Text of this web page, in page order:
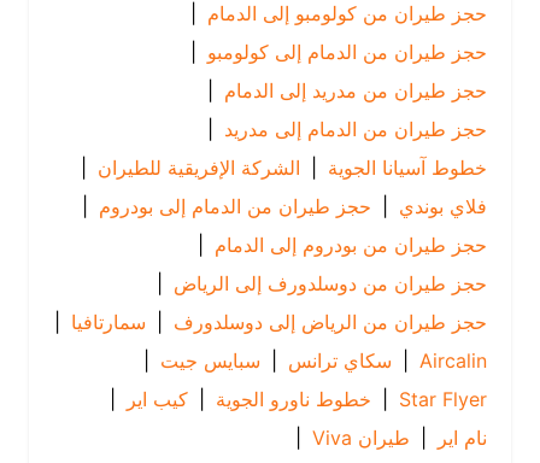
حجز طيران من كولومبو إلى الدمام
|
حجز طيران من الدمام إلى كولومبو |
حجز طيران من مدريد إلى الدمام
|
حجز طيران من الدمام إلى مدريد |
خطوط آسيانا الجوية
| الشركة الإفريقية للطيران |
فلاي بوندي | حجز طيران من الدمام إلى بودروم |
حجز طيران من بودروم إلى الدمام
|
حجز طيران من دوسلدورف إلى الرياض
|
حجز طيران من الرياض إلى دوسلدورف | سمارتافيا
|
Aircalin
| سكاي ترانس | سبايس جيت
|
Star Flyer
| خطوط ناورو الجوية | كيب اير |
| طيران Viva
|